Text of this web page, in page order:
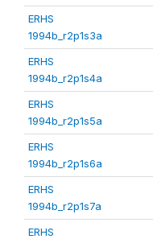
ERHS
1994b_r2p1s3a
ERHS
1994b_r2p1s4a
ERHS
1994b_r2p1s5a
ERHS
1994b_r2p1s6a
ERHS
1994b_r2p1s7a
ERHS